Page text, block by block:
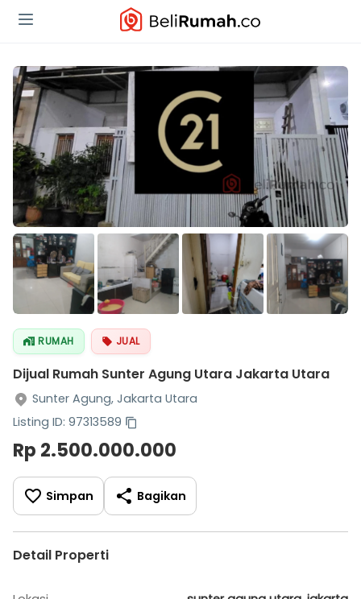
RUMAH JUAL
Dijual Rumah Sunter Agung Utara Jakarta Utara
Sunter Agung, Jakarta Utara
Listing ID: 97313589
Rp 2.500.000.000
Simpan Bagikan
Detail Properti